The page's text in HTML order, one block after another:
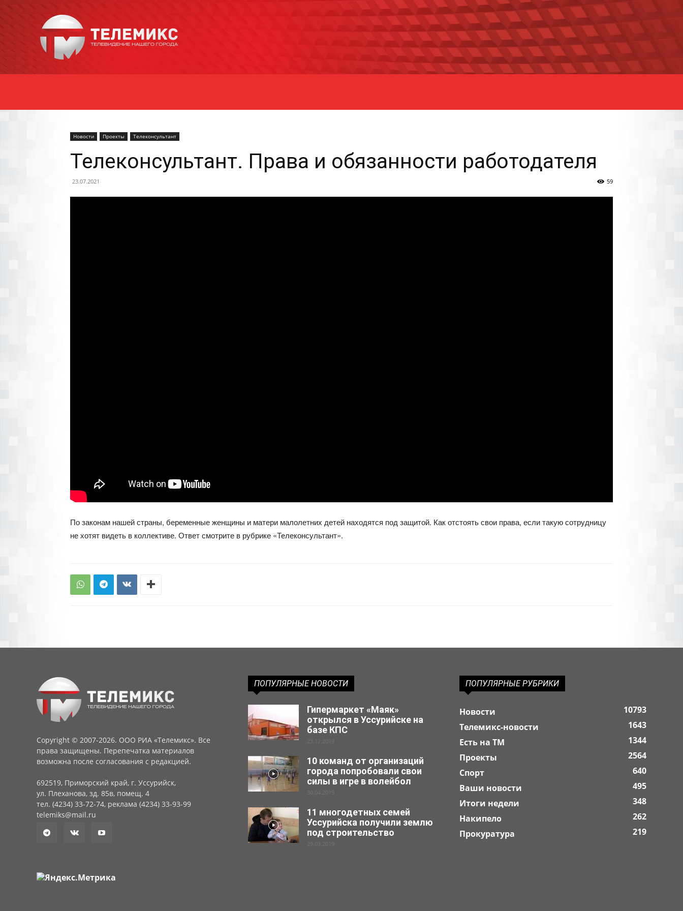
Уссурийска
Новости Проекты Телеконсультант
Телеконсультант. Права и обязанности работодателя
23.07.2021 59
По законам нашей страны, беременные женщины и матери малолетних детей находятся под защитой. Как отстоять свои права, если такую сотрудницу
не хотят видеть в коллективе. Ответ смотрите в рубрике «Телеконсультант».
Copyright © 2007-2026. ООО РИА «Телемикс». Все
права защищены. Перепечатка материалов
возможна после согласования с редакцией.
692519, Приморский край, г. Уссурийск,
ул. Плеханова, зд. 85в, помещ. 4
тел. (4234) 33-72-74, реклама (4234) 33-93-99
telemiks@mail.ru
ПОПУЛЯРНЫЕ НОВОСТИ
Гипермаркет «Маяк»
открылся в Уссурийске на
базе КПС
23.12.2019
10 команд от организаций
города попробовали свои
силы в игре в волейбол
30.04.2019
11 многодетных семей
Уссурийска получили землю
под строительство
29.03.2019
ПОПУЛЯРНЫЕ РУБРИКИ
Новости
10793
Телемикс-новости
1643
Есть на ТМ
1344
Проекты
2564
Спорт
640
Ваши новости
495
Итоги недели
348
Накипело
262
Прокуратура
219